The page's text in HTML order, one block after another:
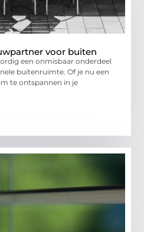
voor buiten
een onmisbaar onderdeel
buitenruimte. Of je nu een
te ontspannen in je